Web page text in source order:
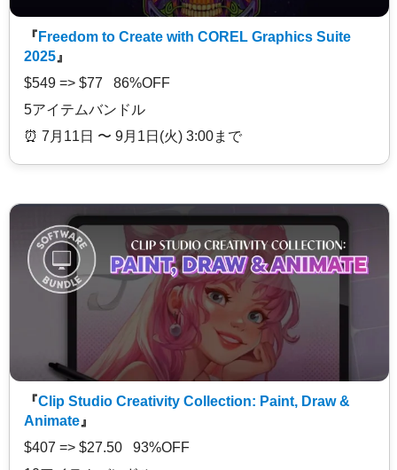
『 Freedom to Create with COREL Graphics Suite
2025 』
$549 => $77 86%OFF
5アイテムバンドル
⏰️ 7月11日 〜 9月1日(火) 3:00まで
『Clip Studio Creativity Collection: Paint, Draw &
Animate 』
$407 => $27.50 93%OFF